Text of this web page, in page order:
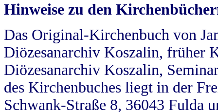
Hinweise zu den
Das Original-Kirchenbuch von
Diözesanarchiv Koszalin, früher
Diözesanarchiv Koszalin,
des Kirchenbuches liegt in der
Schwank-Straße 8, 36043 Fulda